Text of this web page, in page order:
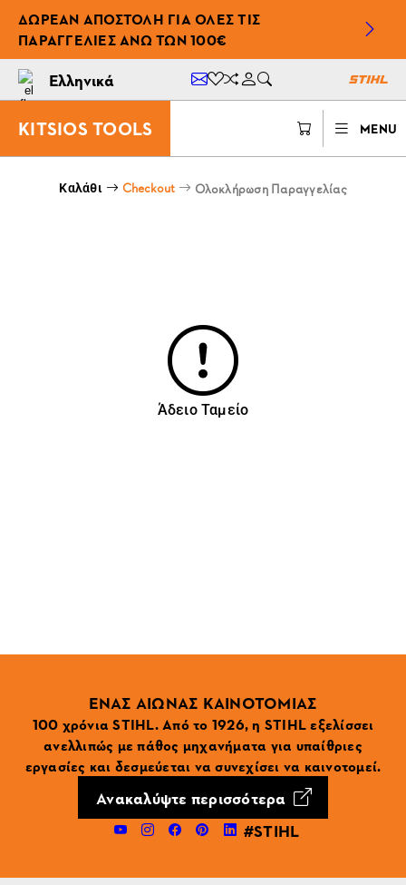
ΔΩΡΕΆΝ ΑΠΟΣΤΟΛΉ ΓΙΑ ΌΛΕΣ ΤΙΣ
ΠΑΡΑΓΓΕΛΊΕΣ ΆΝΩ ΤΩΝ 100€
Ελληνικά
KITSIOS TOOLS MENU
Καλάθι Checkout Ολοκλήρωση Παραγγελίας
Άδειο Ταμείο
ΕΝΑΣ ΑΙΩΝΑΣ ΚΑΙΝΟΤΟΜΙΑΣ
100 χρόνια STIHL. Από το 1926, η STIHL εξελίσσει
ανελλιπώς με πάθος μηχανήματα για υπαίθριες
εργασίες και δεσμεύεται να συνεχίσει να καινοτομεί.
Ανακαλύψτε περισσότερα
#STIHL